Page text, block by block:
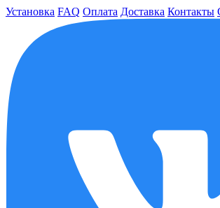
Установка FAQ Оплата Доставка Контакты